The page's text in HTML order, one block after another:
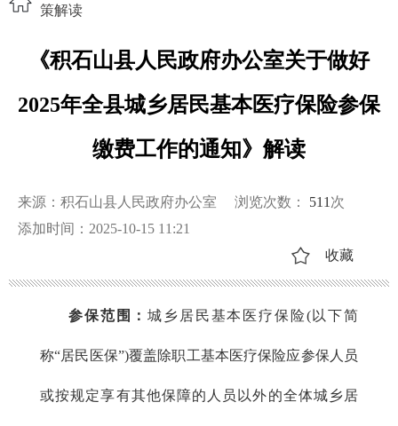
策解读
《积石山县人民政府办公室关于做好
2025年全县城乡居民基本医疗保险参保
缴费工作的通知》解读
来源：积石山县人民政府办公室 浏览次数： 511 次
添加时间：2025-10-15 11:21
收藏
参保范围：城乡居民基本医疗保险(以下简
称“居民医保”)覆盖除职工基本医疗保险应参保人员
或按规定享有其他保障的人员以外的全体城乡居